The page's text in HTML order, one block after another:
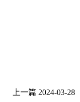
上一篇 2024-03-28